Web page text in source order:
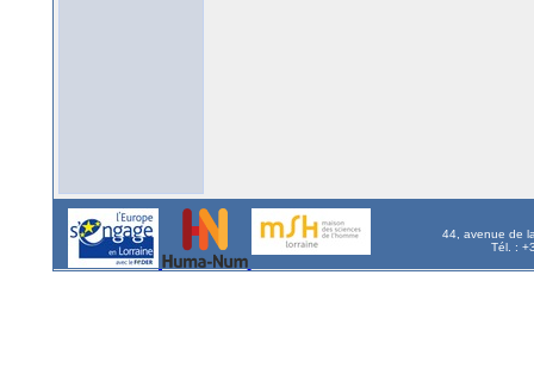
44, avenue de
Tél. :